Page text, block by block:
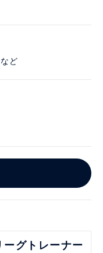
ど
グトレーナー